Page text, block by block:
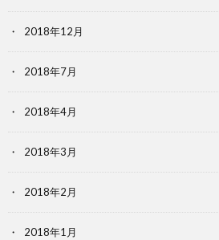
2018年12月
2018年7月
2018年4月
2018年3月
2018年2月
2018年1月